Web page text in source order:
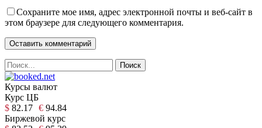
Сохраните мое имя, адрес электронной почты и веб-сайт в
этом браузере для следующего комментария.
Курсы валют
Курс ЦБ
$ 82.17 € 94.84
Биржевой курс